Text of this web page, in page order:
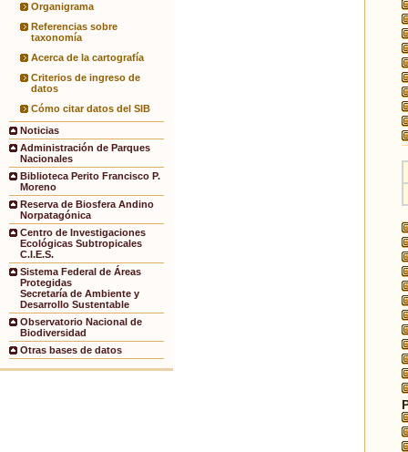
Organigrama
Referencias sobre
taxonomía
Acerca de la cartografía
Criterios de ingreso de
datos
Cómo citar datos del SIB
Noticias
Administración de Parques
Nacionales
Biblioteca Perito Francisco P.
Moreno
Reserva de Biosfera Andino
Norpatagónica
Centro de Investigaciones
Ecológicas Subtropicales
C.I.E.S.
Sistema Federal de Áreas
Protegidas
Secretaría de Ambiente y
Desarrollo Sustentable
Observatorio Nacional de
Biodiversidad
Otras bases de datos